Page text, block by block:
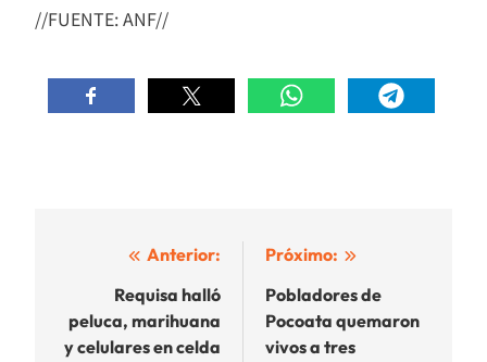
//FUENTE: ANF//
Navegación
entradas
Anterior:
Requisa halló
peluca, marihuana
y celulares en celda
Próximo:
Pobladores de
Pocoata quemaron
vivos a tres